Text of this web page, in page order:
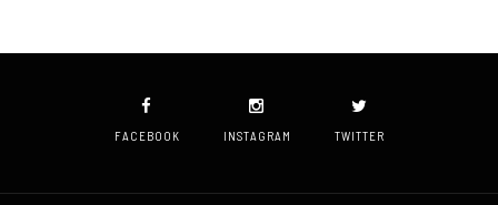
FACEBOOK INSTAGRAM TWITTER